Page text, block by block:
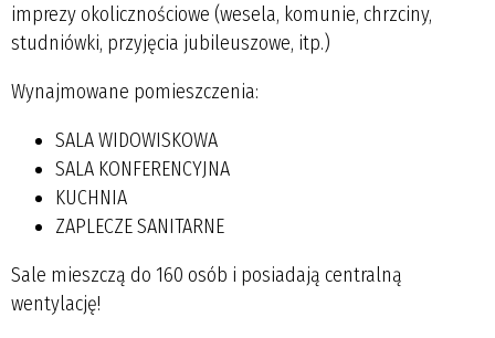
imprezy okolicznościowe (wesela, komunie, chrzciny,
studniówki, przyjęcia jubileuszowe, itp.)
Wynajmowane pomieszczenia:
SALA WIDOWISKOWA
SALA KONFERENCYJNA
KUCHNIA
ZAPLECZE SANITARNE
Sale mieszczą do 160 osób i posiadają centralną
wentylację!